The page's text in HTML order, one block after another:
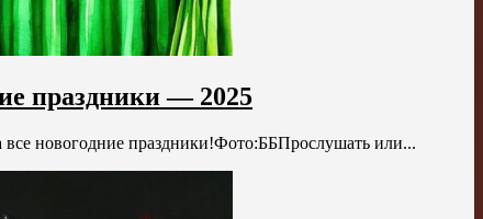
праздники — 2025
новогодние праздники!Фото:ББПрослушать или...